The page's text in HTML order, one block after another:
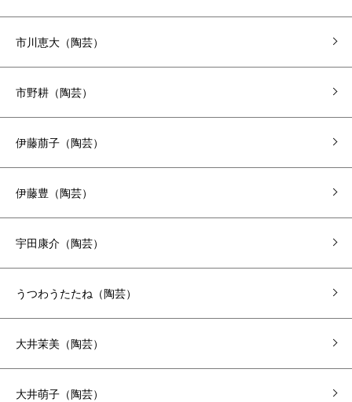
市川恵大（陶芸）
市野耕（陶芸）
伊藤萠子（陶芸）
伊藤豊（陶芸）
宇田康介（陶芸）
うつわうたたね（陶芸）
大井茉美（陶芸）
大井萌子（陶芸）